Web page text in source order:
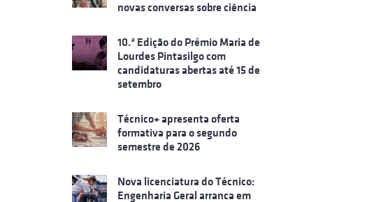
novas conversas sobre ciência
10.ª Edição do Prémio Maria de
Lourdes Pintasilgo com
candidaturas abertas até 15 de
setembro
Técnico+ apresenta oferta
formativa para o segundo
semestre de 2026
Nova licenciatura do Técnico:
Engenharia Geral arranca em